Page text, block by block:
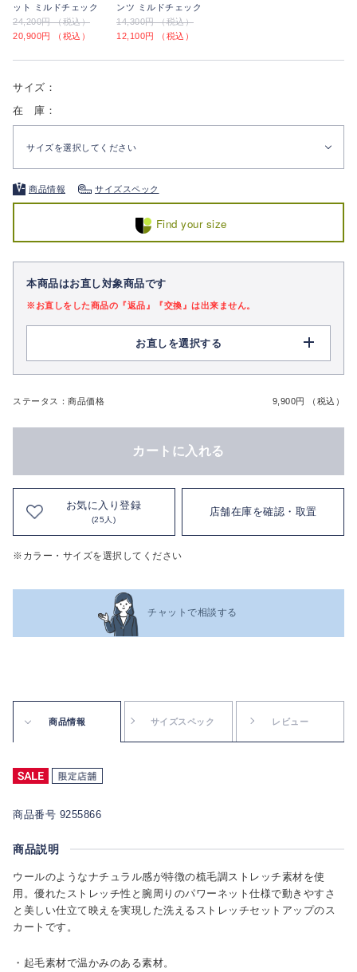
ット ミルドチェック
24,200円 （税込）
20,900円 （税込）
ンツ ミルドチェック
14,300円 （税込）
12,100円 （税込）
サイズ：
在 庫：
サイズを選択してください
商品情報 サイズスペック
Find your size
本商品はお直し対象商品です
※お直しをした商品の『返品』『交換』は出来ません。
お直しを選択する
ステータス：商品価格 9,900円 （税込）
カートに入れる
お気に入り登録
(25人)
店舗在庫を確認・取置
※カラー・サイズを選択してください
チャットで相談する
商品情報 サイズスペック レビュー
商品番号 9255866
商品説明
ウールのようなナチュラル感が特徴の梳毛調ストレッチ素材を使
用。優れたストレッチ性と腕周りのパワーネット仕様で動きやすさ
と美しい仕立て映えを実現した洗えるストレッチセットアップのス
カートです。
・起毛素材で温かみのある素材。